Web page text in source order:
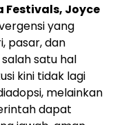
Festivals, Joyce
yang
pasar, dan
satu hal
kini tidak lagi
melainkan
dapat